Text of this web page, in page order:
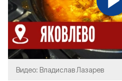
Видео: Владислав Лазарев